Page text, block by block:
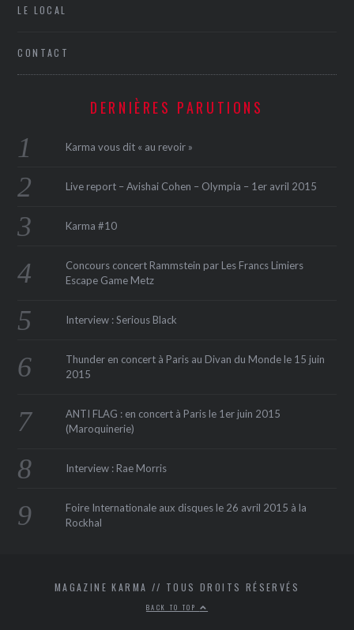
LE LOCAL
CONTACT
DERNIÈRES PARUTIONS
Karma vous dit « au revoir »
Live report – Avishai Cohen – Olympia – 1er avril 2015
Karma #10
Concours concert Rammstein par Les Francs Limiers
Escape Game Metz
Interview : Serious Black
Thunder en concert à Paris au Divan du Monde le 15 juin
2015
ANTI FLAG : en concert à Paris le 1er juin 2015
(Maroquinerie‏)
Interview : Rae Morris
Foire Internationale aux disques le 26 avril 2015 à la
Rockhal
MAGAZINE KARMA // TOUS DROITS RÉSERVÉS
BACK TO TOP